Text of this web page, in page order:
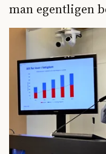
man egentligen